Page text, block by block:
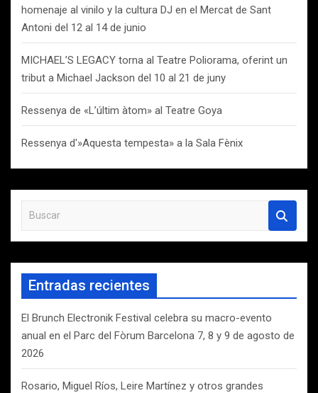
homenaje al vinilo y la cultura DJ en el Mercat de Sant
Antoni del 12 al 14 de junio
MICHAEL’S LEGACY torna al Teatre Poliorama, oferint un
tribut a Michael Jackson del 10 al 21 de juny
Ressenya de «L’últim àtom» al Teatre Goya
Ressenya d'»Aquesta tempesta» a la Sala Fènix
s
c
r
Entradas recientes
El Brunch Electronik Festival celebra su macro-evento
anual en el Parc del Fòrum Barcelona 7, 8 y 9 de agosto de
2026
Rosario, Miguel Ríos, Leire Martínez y otros grandes